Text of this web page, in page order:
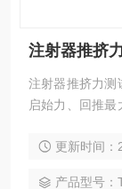
注射器推挤
注射器推挤力测
启始力、回推最
更新时间：
产品型号